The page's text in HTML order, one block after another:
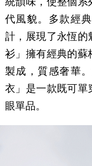
代風貌。多款經
計，展現了永恆
衫」擁有經典的
製成，質感奢華
衣」是一款既可
眼單品。